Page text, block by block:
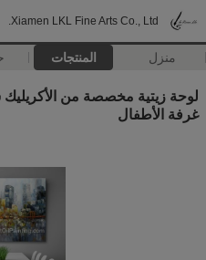
Xiamen LKL Fine Arts Co., Ltd.
منزل المنتجات
لوحة زيتية مخصصة من
غرفة الأطفال